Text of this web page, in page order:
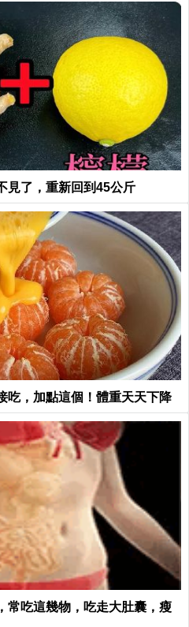
見了，重新回到45公斤
吃，加點這個！體重天天下降
常吃這幾物，吃走大肚囊，瘦